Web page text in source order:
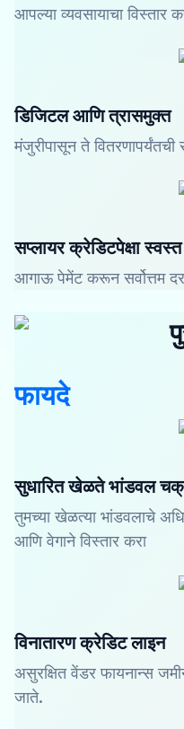
आपल्या व्यवसायाचा विस्तार
डिजिटल आणि त्रासमुक्त
मंजुरीपासून ते
सप्लायर क्रेडिटपेक्षा स्वस्त
आगाऊ पेमेंट करून सर्वोत्तम
फायदे
सुधारित खेळते भांडवल
तुमच्या खेळत्या भांडवलाचे
आणि वेगाने विस्तार करा
विनातारण क्रेडिट लाइन
असुरक्षित वेंडर फायनान्स
जाते.